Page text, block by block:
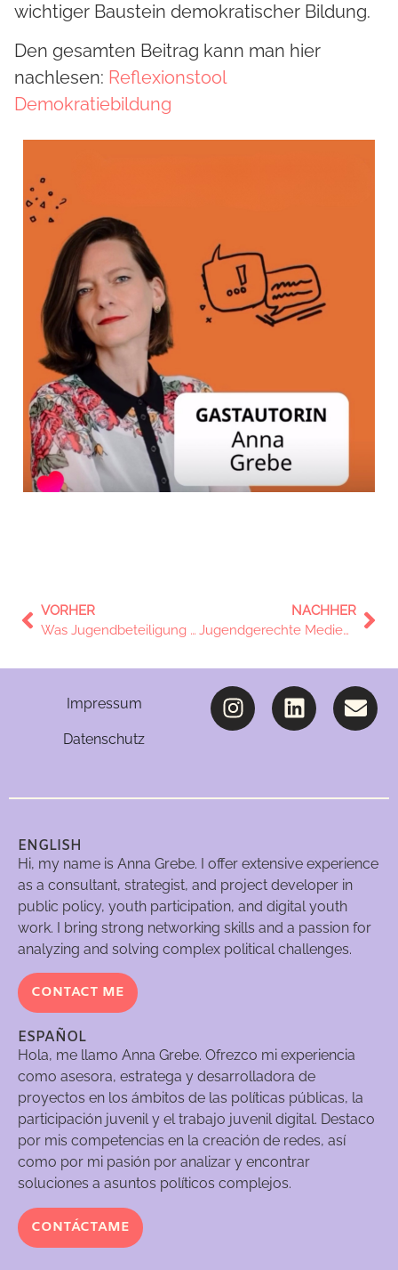
wichtiger Baustein demokratischer Bildung.
Den gesamten Beitrag kann man hier
nachlesen: Reflexionstool
Demokratiebildung
VORHER
Was Jugendbeteiligung mit starken Regionen zu tun hat: Als Expertin im österreichischen Parlament
NACHHER
Jugendgerechte Medienpolitik: Empfehlungspapier von jugendgerecht.de
Impressum
Datenschutz
ENGLISH
Hi, my name is Anna Grebe. I offer extensive experience
as a consultant, strategist, and project developer in
public policy, youth participation, and digital youth
work. I bring strong networking skills and a passion for
analyzing and solving complex political challenges.
CONTACT ME
ESPAÑOL
Hola, me llamo Anna Grebe. Ofrezco mi experiencia
como asesora, estratega y desarrolladora de
proyectos en los ámbitos de las políticas públicas, la
participación juvenil y el trabajo juvenil digital. Destaco
por mis competencias en la creación de redes, así
como por mi pasión por analizar y encontrar
soluciones a asuntos políticos complejos.
CONTÁCTAME